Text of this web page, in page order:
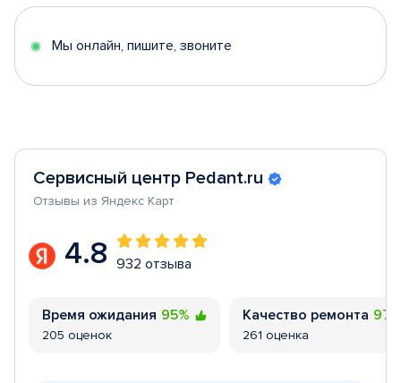
5
Мы онлайн, пишите, звоните
Сервисный центр Pedant.ru
Отзывы из Яндекс Карт
4.8 932 отзыва
Время ожидания 95%
205 оценок
Качество ремонта
261 оценка